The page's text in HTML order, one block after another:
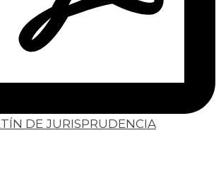
DE JURISPRUDENCIA